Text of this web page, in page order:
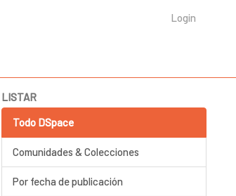
Login
LISTAR
Todo DSpace
Comunidades & Colecciones
Por fecha de publicación